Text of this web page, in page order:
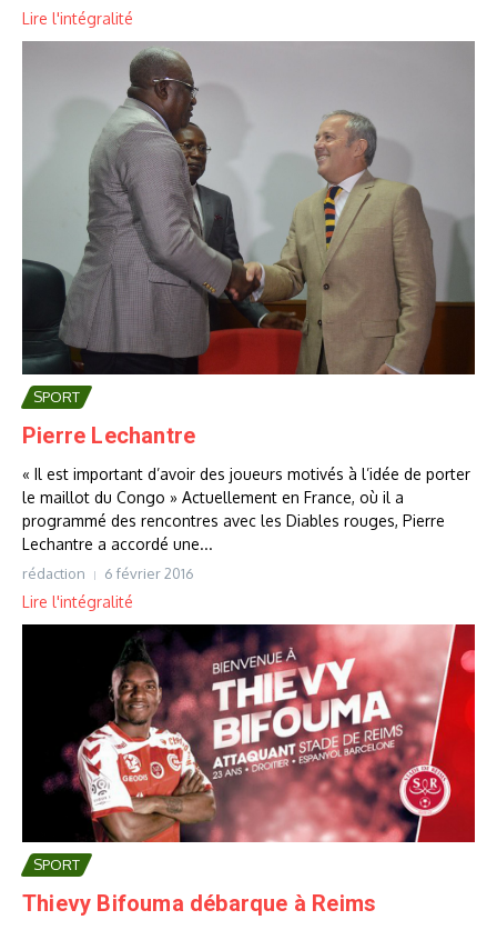
Lire l'intégralité
SPORT
Pierre Lechantre
« Il est important d’avoir des joueurs motivés à l’idée de porter
le maillot du Congo » Actuellement en France, où il a
programmé des rencontres avec les Diables rouges, Pierre
Lechantre a accordé une...
rédaction 6 février 2016
Lire l'intégralité
SPORT
Thievy Bifouma débarque à Reims